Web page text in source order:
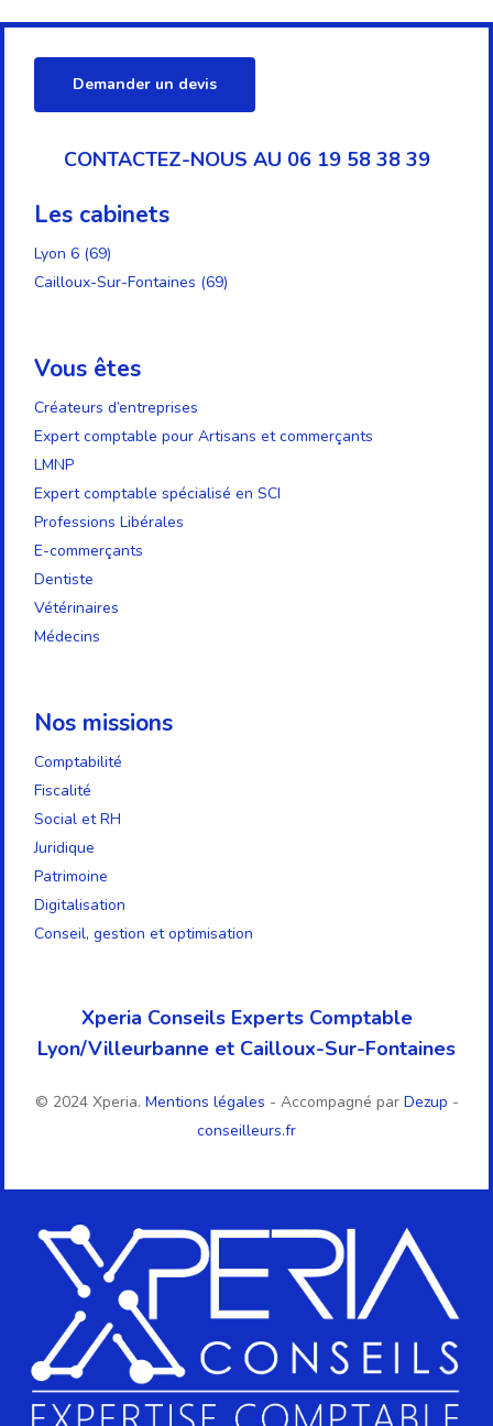
Demander un devis
CONTACTEZ-NOUS AU 06 19 58 38 39
Les cabinets
Lyon 6 (69)
Cailloux-Sur-Fontaines (69)
Vous êtes
Créateurs d’entreprises
Expert comptable pour Artisans et commerçants
LMNP
Expert comptable spécialisé en SCI
Professions Libérales
E-commerçants
Dentiste
Vétérinaires
Médecins
Nos missions
Comptabilité
Fiscalité
Social et RH
Juridique
Patrimoine
Digitalisation
Conseil, gestion et optimisation
Xperia Conseils Experts Comptable
Lyon/Villeurbanne et Cailloux-Sur-Fontaines
© 2024 Xperia. Mentions légales - Accompagné par Dezup -
conseilleurs.fr